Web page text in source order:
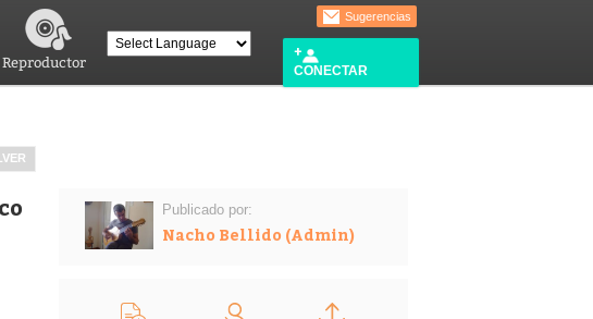
Reproductor
Sugerencias
CONECTAR
Publicado por:
Nacho Bellido (Admin)